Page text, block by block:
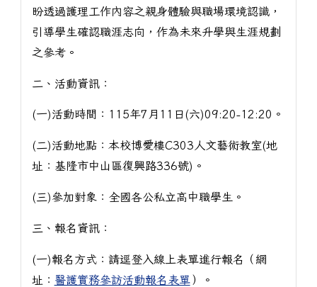
盼透過護理工作內容之親身體驗與職場環境認識，
引導學生確認職涯志向，作為未來升學與生涯規劃
之參考。
二、活動資訊：
(一)活動時間：115年7月11日(六)09:20-12:20。
(二)活動地點：本校博愛樓C303人文藝術教室(地
址：基隆市中山區復興路336號)。
(三)參加對象：全國各公私立高中職學生。
三、報名資訊：
(一)報名方式：請逕登入線上表單進行報名（網
址： 醫護實務參訪活動報名表單）。